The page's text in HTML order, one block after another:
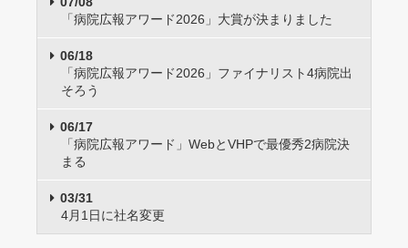
「病院広報アワード2026」大賞が決まりました
06/18
「病院広報アワード2026」ファイナリスト4病院出
そろう
06/17
「病院広報アワード」WebとVHPで最優秀2病院決
まる
03/31
4月1日に社名変更